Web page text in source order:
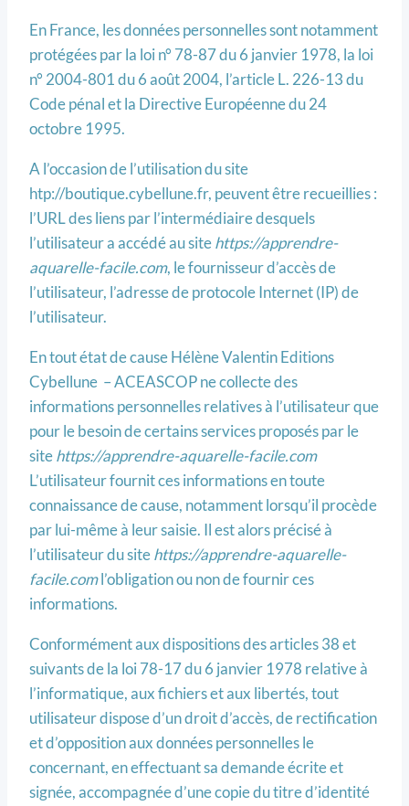
En France, les données personnelles sont notamment
protégées par la loi n° 78-87 du 6 janvier 1978, la loi
n° 2004-801 du 6 août 2004, l’article L. 226-13 du
Code pénal et la Directive Européenne du 24
octobre 1995.
A l’occasion de l’utilisation du site
htp://boutique.cybellune.fr, peuvent être recueillies :
l’URL des liens par l’intermédiaire desquels
l’utilisateur a accédé au sitehttps://apprendre-
aquarelle-facile.com, le fournisseur d’accès de
l’utilisateur, l’adresse de protocole Internet (IP) de
l’utilisateur.
En tout état de cause Hélène Valentin Editions
Cybellune – ACEASCOP ne collecte des
informations personnelles relatives à l’utilisateur que
pour le besoin de certains services proposés par le
sitehttps://apprendre-aquarelle-facile.com
L’utilisateur fournit ces informations en toute
connaissance de cause, notamment lorsqu’il procède
par lui-même à leur saisie. Il est alors précisé à
l’utilisateur du sitehttps://apprendre-aquarelle-
facile.coml’obligation ou non de fournir ces
informations.
Conformément aux dispositions des articles 38 et
suivants de la loi 78-17 du 6 janvier 1978 relative à
l’informatique, aux fichiers et aux libertés, tout
utilisateur dispose d’un droit d’accès, de rectification
et d’opposition aux données personnelles le
concernant, en effectuant sa demande écrite et
signée, accompagnée d’une copie du titre d’identité